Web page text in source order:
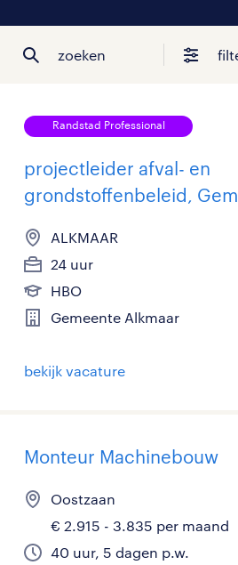
zoeken
Randstad Professional
projectleider afval- en
grondstoffenbeleid,
ALKMAAR
24 uur
HBO
Gemeente Alkmaar
bekijk vacature
Monteur Machinebouw
Oostzaan
€ 2.915 - 3.835 per maand
40 uur, 5 dagen p.w.